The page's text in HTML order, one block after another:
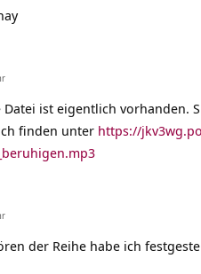
Datei ist eigentlich vorhanden.
finden unter https://
der Reihe habe ich